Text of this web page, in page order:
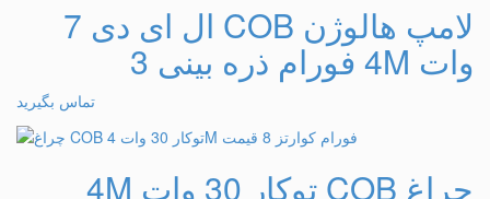
لامپ هالوژن COB ال ای دی 7
وات 4M فورام ذره بینی 3
تماس بگیرید
چراغ COB توکار 30 وات 4M